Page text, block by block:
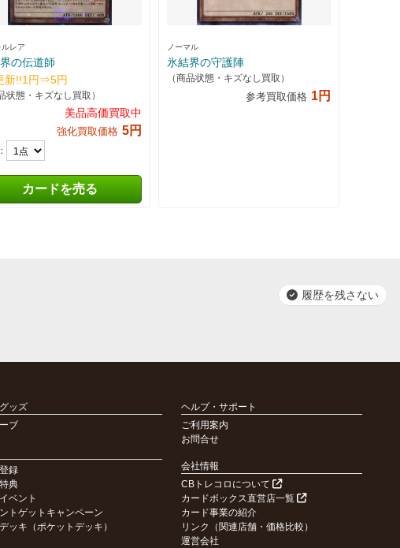
レア
の伝道師
新!!1円⇒5円
状態・キズなし買取）
美品高価買取中
強化買取価格 5円
カードを売る
ノーマル
氷結界の守護陣
（商品状態・キズなし買取）
参考買取価格 1円
履歴を残さない
ッズ
ブ
録
典
ベント
トゲットキャンペーン
ッキ（ポケットデッキ）
ヘルプ・サポート
ご利用案内
お問合せ
会社情報
CBトレコロについて
カードボックス直営店一覧
カード事業の紹介
リンク（関連店舗・価格比較）
運営会社